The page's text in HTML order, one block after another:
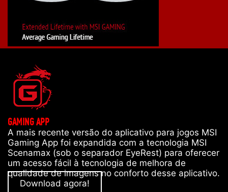
GAMING APP
A mais recente versão do aplicativo para jogos MSI
Gaming App foi expandida com a tecnologia MSI
Scenamax (sob o separador EyeRest) para oferecer
um acesso fácil à tecnologia de melhora de
qualidade de imagens no conforto desse aplicativo.
Download agora!